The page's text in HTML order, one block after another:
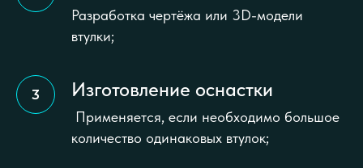
Разработка чертёжа или 3D-модели
втулки;
Изготовление оснастки
Применяется, если необходимо большое
количество одинаковых втулок;